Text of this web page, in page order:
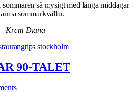
så mysigt med långa middagar
sommarkvällar.
Kram Diana
stockholm
90-TALET